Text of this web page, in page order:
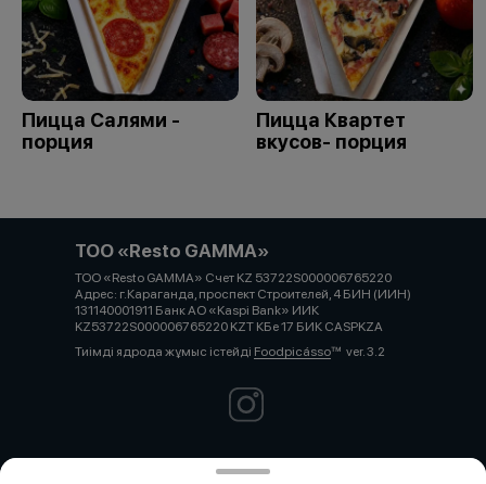
Пицца Салями -
порция
Пицца Квартет
вкусов- порция
ТОО «Resto GAMMA»
ТОО «Resto GAMMA» Счет KZ 53722S000006765220
Адрес: г.Караганда, проспект Строителей, 4 БИН (ИИН)
131140001911 Банк АО «Kaspi Bank» ИИК
KZ53722S000006765220 KZT КБе 17 БИК CASPKZA
Тиімді ядрода жұмыс істейді Foodpicássover. 3.2
Политика конфиденциальности